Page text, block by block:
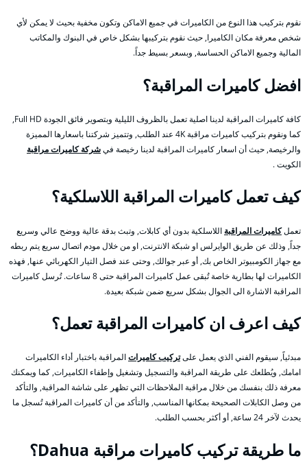
نقوم بتركيب هذا النوع من الكاميرات في جميع الاماكن وتكون مخفية بحيث لا يمكن لأي
شخص معرفة مكان الكاميرا, حيث نقوم بتركيبها بشكل خاص في البنوك والمكاتب
المالية وجميع الاماكن الحساسة, وبسعر بسيط جداً.
افضل كاميرات المراقبة؟
كافة كاميرات المراقبة لدينا اصلية تعمل بالظروف الليلية وبتصوير فائق الجودة Full HD,
كما ونقوم بتركيب كاميرات مراقبة 4K عند الطلب, وتتميز شركتنا باسعارها المميزة
والرخيصة, حيث أن اسعار كاميرات المراقبة لدينا رخيصة فيشركة كاميرات مراقبة
الكويت .
كيف تعمل كاميرات المراقبة اللاسلكية؟
تعملكاميرات المراقبة اللاسلكية بدون أي كابلات, وتبث بدقة عالية ووضح عالي وسريع
جداً, وذلك عن طريق الوايرلس او شبكة الانترنت, او من خلال مودم اتصال سريع يتم ربطه
مع جهاز الكومبيوتر الخاص بك, أو عبر جوالك, وحتى عند فصل التيار الكهربائي عنها, فهذه
الكاميرات لها بطارية خاصة تُبقى عمل كاميرات المراقبة حتى 8 ساعات. تُرسل كاميرات
المراقبة الاشارة الى الجوال بشكل سريع ضمن شبكة بعيدة.
كيف اعرف ان كاميرات المراقبة تعمل؟
مبدئياً, سيقوم الفني الذي يعمل علىتركيب كاميراتالمراقبة باختبار أداء الكاميرات
امامك, ويُطلعك على طريقة المراقبة والتسجيل وتشغيل وإطفاء الكاميرات, كما ويمكنك
معرفة ذلك بنفسك من خلال مراقبة الملاحظات التي تظهر على شاشة المراقبة, والتأكد
من وصل الكابلات الصحيحة بمكانها المناسب, والتأكد من أن كاميرات المراقبة تُسجل ما
يحدث لآخر 24 ساعة, أو أكثر بحسب الطلب.
ما طريقة تركيب كاميرات مراقبة Dahua؟